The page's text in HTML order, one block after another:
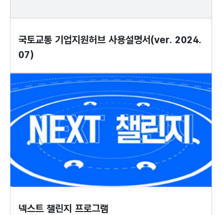
국토교통 기업지원허브 사용설명서(ver. 2024.
07)
넥스트 챌린지 프로그램